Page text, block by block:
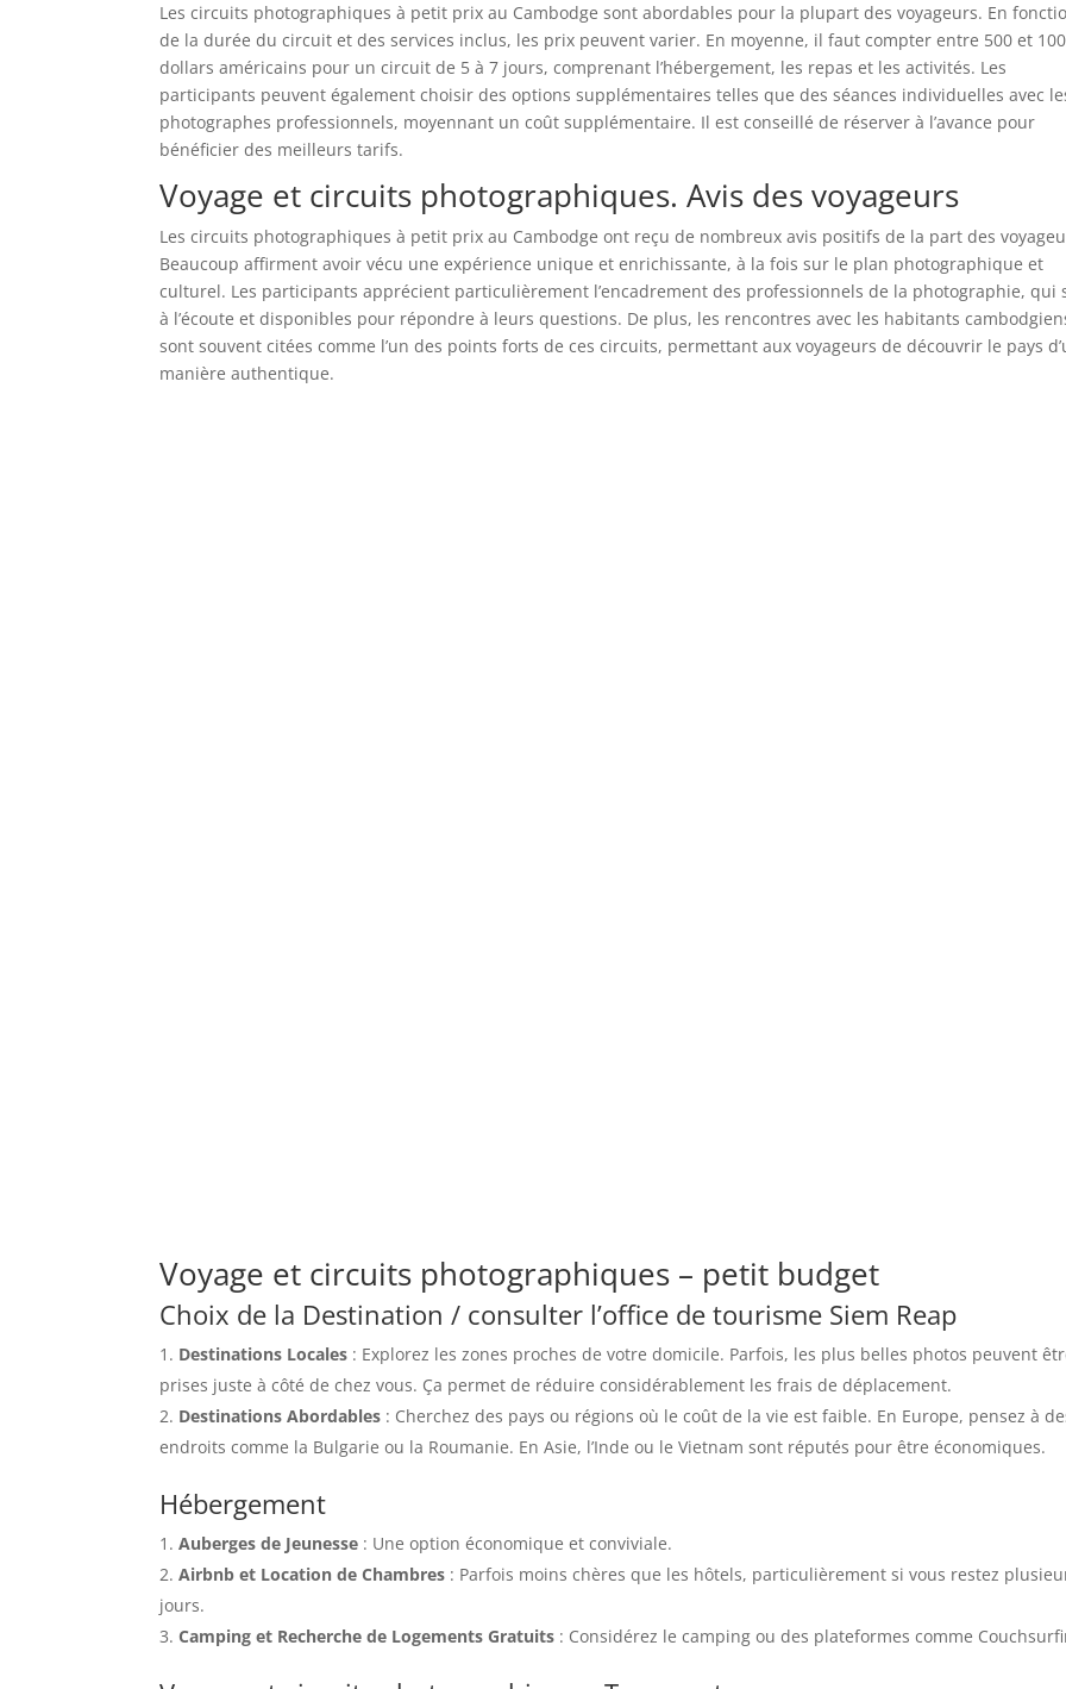
Les circuits photographiques à petit prix au Cambodge sont abordables pour la plupart des voyageurs. En
de la durée du circuit et des services inclus, les prix peuvent varier. En moyenne, il faut compter entre 500 et
dollars américains pour un circuit de 5 à 7 jours, comprenant l’hébergement, les repas et les activités. Les
participants peuvent également choisir des options supplémentaires telles que des séances individuelles avec
photographes professionnels, moyennant un coût supplémentaire. Il est conseillé de réserver à l’avance pour
bénéficier des meilleurs tarifs.
Voyage et circuits photographiques. Avis des voyageurs
Les circuits photographiques à petit prix au Cambodge ont reçu de nombreux avis positifs de la part des
Beaucoup affirment avoir vécu une expérience unique et enrichissante, à la fois sur le plan photographique et
culturel. Les participants apprécient particulièrement l’encadrement des professionnels de la photographie, qui
à l’écoute et disponibles pour répondre à leurs questions. De plus, les rencontres avec les habitants
sont souvent citées comme l’un des points forts de ces circuits, permettant aux voyageurs de découvrir le pays
manière authentique.
Voyage et circuits photographiques – petit budget
Choix de la Destination / consulter l’office de tourisme Siem Reap
Destinations Locales : Explorez les zones proches de votre domicile. Parfois, les plus belles photos peuvent
prises juste à côté de chez vous. Ça permet de réduire considérablement les frais de déplacement.
Destinations Abordables : Cherchez des pays ou régions où le coût de la vie est faible. En Europe, pensez à
endroits comme la Bulgarie ou la Roumanie. En Asie, l’Inde ou le Vietnam sont réputés pour être économiques.
Hébergement
Auberges de Jeunesse : Une option économique et conviviale.
Airbnb et Location de Chambres : Parfois moins chères que les hôtels, particulièrement si vous restez
jours.
Camping et Recherche de Logements Gratuits : Considérez le camping ou des plateformes comme